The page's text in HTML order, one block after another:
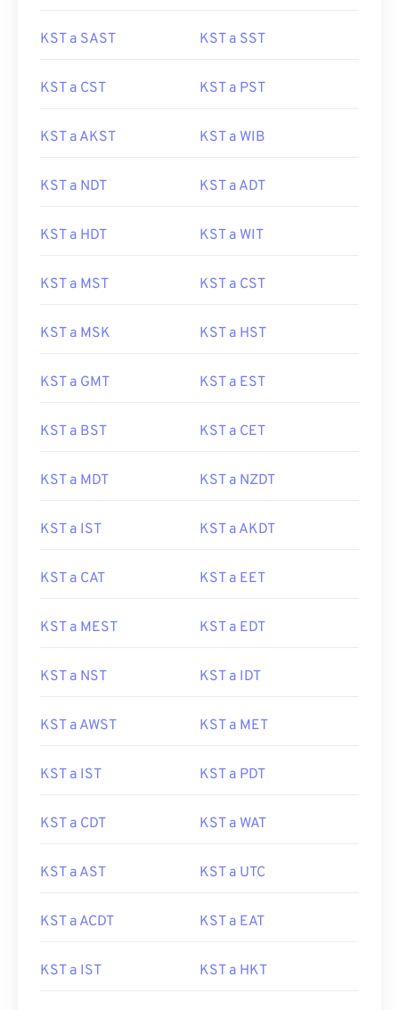
KST a SAST KST a SST
KST a CST KST a PST
KST a AKST KST a WIB
KST a NDT KST a ADT
KST a HDT KST a WIT
KST a MST KST a CST
KST a MSK KST a HST
KST a GMT KST a EST
KST a BST KST a CET
KST a MDT KST a NZDT
KST a IST KST a AKDT
KST a CAT KST a EET
KST a MEST KST a EDT
KST a NST KST a IDT
KST a AWST KST a MET
KST a IST KST a PDT
KST a CDT KST a WAT
KST a AST KST a UTC
KST a ACDT KST a EAT
KST a IST KST a HKT